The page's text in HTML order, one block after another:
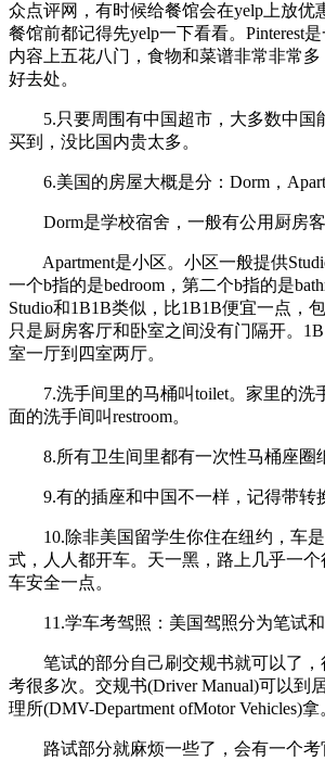
众点评网，有时候给餐馆会在yelp上放优
餐馆前都记得先yelp一下看看。Pinterest
内容上五花八门，食物和菜谱非常非常
好去处。
5.只要周围有中国超市，大多数中国
买到，没比国内贵太多。
6.美国的房屋大概是分：Dorm，
Dorm是学校宿舍，一般有公用厨房客
Apartment是小区。小区一般提供
一个b指的是bedroom，第二个b指的是
Studio和1B1B类似，比1B1B便宜一点，
只是厨房客厅和卧室之间没有门隔开。
室一厅到四室两厅。
7.洗手间里的马桶叫toilet。家里的洗
面的洗手间叫restroom。
8.所有卫生间里都有一次性马桶座圈
9.有的插座和中国不一样，记得带转
10.除非美国留学生你住在纽约，车是
式，人人都开车。天一黑，路上几乎一
车安全一点。
11.学车考驾照：美国驾照分为笔试和
笔试的部分自己刷交规书就可以了，
考很多次。交规书(Driver Manual)可以到
理所(DMV-Department ofMotor Vehicles)拿
路试部分就麻烦一些了，会有一个考